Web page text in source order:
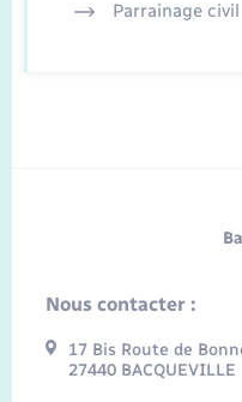
Parrainage civil
Nous contacter :
17 Bis Route de
27440 BACQUEVILLE